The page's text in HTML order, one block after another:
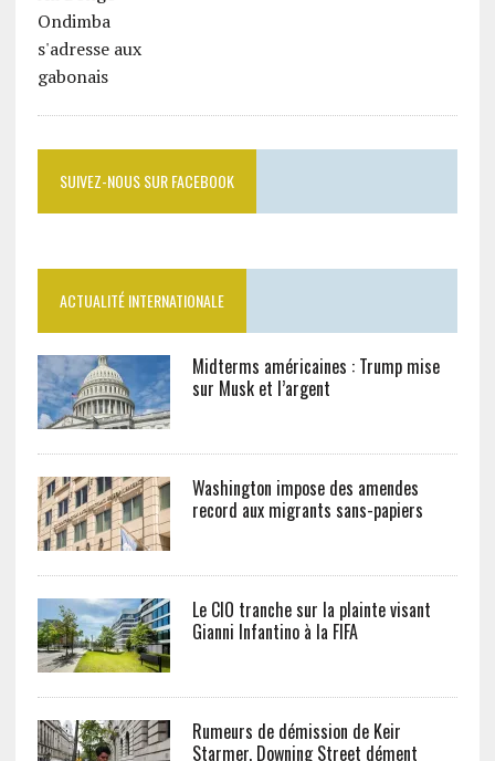
SUIVEZ-NOUS SUR FACEBOOK
ACTUALITÉ INTERNATIONALE
Midterms américaines : Trump mise
sur Musk et l’argent
Washington impose des amendes
record aux migrants sans-papiers
Le CIO tranche sur la plainte visant
Gianni Infantino à la FIFA
Rumeurs de démission de Keir
Starmer, Downing Street dément